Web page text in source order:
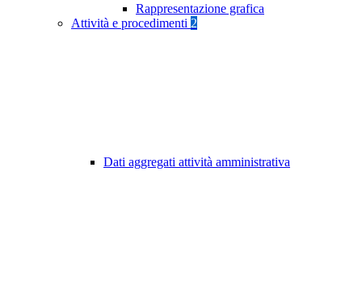
Rappresentazione grafica
Attività e procedimenti 2
Dati aggregati attività amministrativa